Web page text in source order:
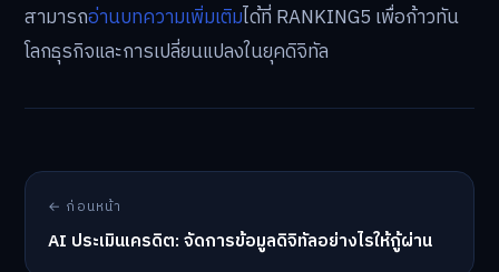
สามารถอ่านบทความเพิ่มเติมได้ที่ RANKING5 เพื่อก้าวทัน
โลกธุรกิจและการเปลี่ยนแปลงในยุคดิจิทัล
← ก่อนหน้า
AI ประเมินเครดิต: จัดการข้อมูลดิจิทัลอย่างไรให้กู้ผ่าน